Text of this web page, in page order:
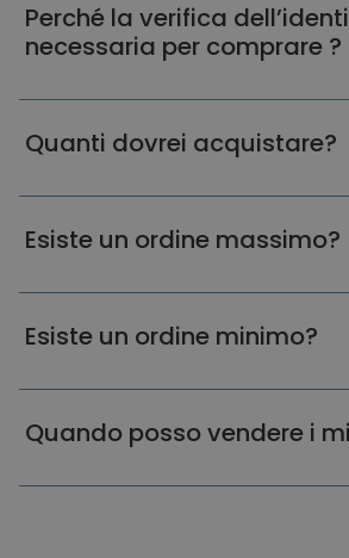
Perché la verifica
necessaria per comprare ?
Quanti dovrei acquistare?
Esiste un ordine massimo?
Esiste un ordine minimo?
Quando posso vendere i